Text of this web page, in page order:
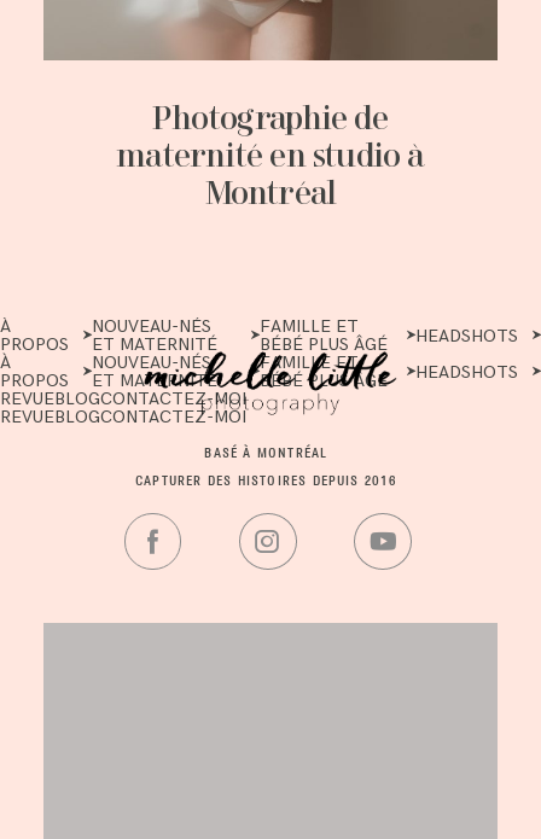
Photographie de
maternité en studio à
Montréal
À
PROPOS
NOUVEAU-NÉS
ET MATERNITÉ
FAMILLE ET
BÉBÉ PLUS ÂGÉ
HEADSHOTS
À
PROPOS
NOUVEAU-NÉS
ET MATERNITÉ
FAMILLE ET
BÉBÉ PLUS ÂGÉ
HEADSHOTS
REVUEBLOGCONTACTEZ-MOI
REVUEBLOGCONTACTEZ-MOI
BASÉ À MONTRÉAL
CAPTURER DES HISTOIRES DEPUIS 2016